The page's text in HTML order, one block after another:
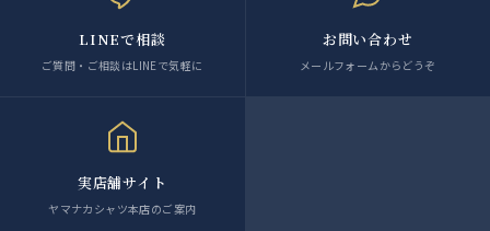
LINEで相談
ご質問・ご相談はLINEで気軽に
お問い合わせ
メールフォームからどうぞ
実店舗サイト
ヤマナカシャツ本店のご案内